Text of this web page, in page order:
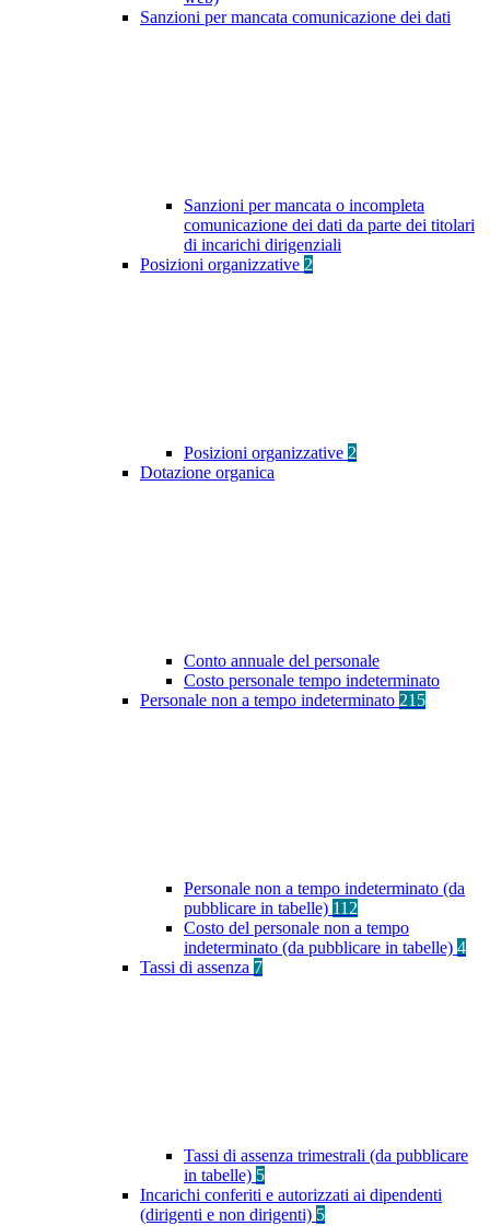
Sanzioni per mancata comunicazione dei dati
Sanzioni per mancata o incompleta
comunicazione dei dati da parte dei titolari
di incarichi dirigenziali
Posizioni organizzative 2
Posizioni organizzative 2
Dotazione organica
Conto annuale del personale
Costo personale tempo indeterminato
Personale non a tempo indeterminato 215
Personale non a tempo indeterminato (da
pubblicare in tabelle) 112
Costo del personale non a tempo
indeterminato (da pubblicare in tabelle) 4
Tassi di assenza 7
Tassi di assenza trimestrali (da pubblicare
in tabelle) 5
Incarichi conferiti e autorizzati ai dipendenti
(dirigenti e non dirigenti) 5